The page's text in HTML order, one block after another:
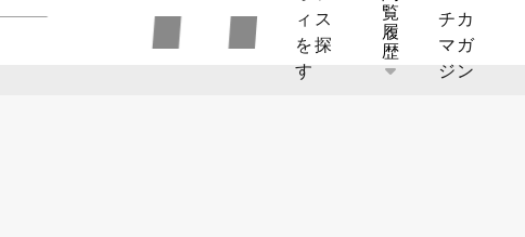
ィス
を探
す
覧
履
チカ
マガ
ジン